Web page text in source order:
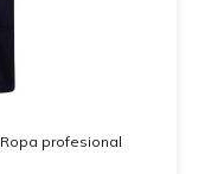
Ropa profesional